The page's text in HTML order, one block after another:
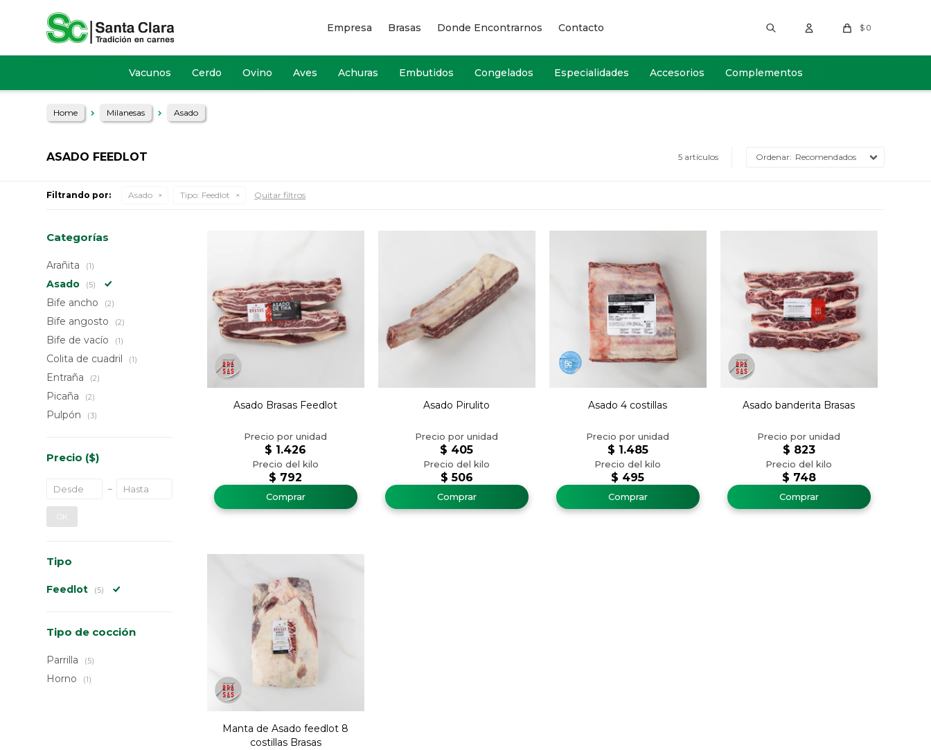
Vacunos Cerdo Ovino Aves Achuras Embutidos Congelados Especialidades Accesorios Complementos
$ 0
Empresa Brasas Donde Encontrarnos Contacto
Home Milanesas Asado
ASADO FEEDLOT 5 artículos Recomendados
Filtrando por: Asado Tipo: Feedlot Quitar filtros
Asado Brasas Feedlot
$ 792
$ 1.426
Asado Pirulito
$ 506
$ 405
Asado 4 costillas
$ 495
$ 1.485
Asado banderita Brasas
$ 748
$ 823
Manta de Asado feedlot 8
costillas Brasas
Categorías
Arañita (1)
Asado (5)
Bife ancho (2)
Bife angosto (2)
Bife de vacío (1)
Colita de cuadril (1)
Entraña (2)
Picaña (2)
Pulpón (3)
Precio ($)
OK
Tipo
Feedlot (5)
Tipo de cocción
Parrilla (5)
Horno (1)